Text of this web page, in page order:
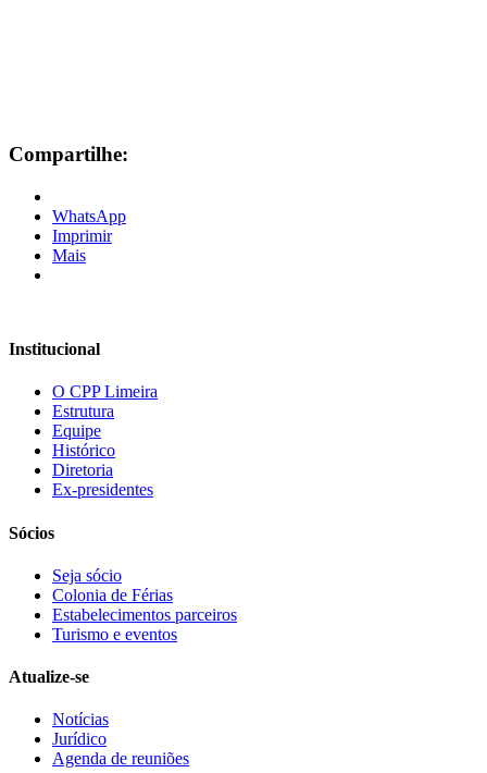
Compartilhe:
WhatsApp
Imprimir
Mais
Institucional
O CPP Limeira
Estrutura
Equipe
Histórico
Diretoria
Ex-presidentes
Sócios
Seja sócio
Colonia de Férias
Estabelecimentos parceiros
Turismo e eventos
Atualize-se
Notícias
Jurídico
Agenda de reuniões